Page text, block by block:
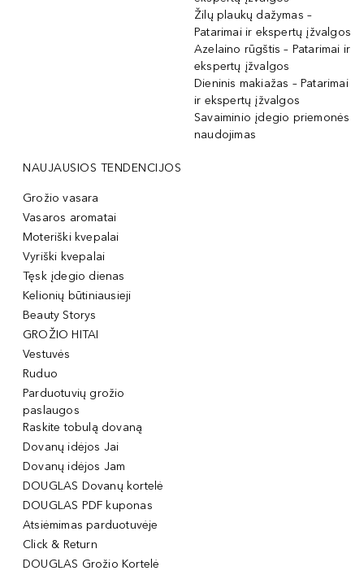
Žilų plaukų dažymas –
Patarimai ir ekspertų įžvalgos
Azelaino rūgštis – Patarimai ir
ekspertų įžvalgos
Dieninis makiažas – Patarimai
ir ekspertų įžvalgos
Savaiminio įdegio priemonės
naudojimas
NAUJAUSIOS TENDENCIJOS
Grožio vasara
Vasaros aromatai
Moteriški kvepalai
Vyriški kvepalai
Tęsk įdegio dienas
Kelionių būtiniausieji
Beauty Storys
GROŽIO HITAI
Vestuvės
Ruduo
Parduotuvių grožio
paslaugos
Raskite tobulą dovaną
Dovanų idėjos Jai
Dovanų idėjos Jam
DOUGLAS Dovanų kortelė
DOUGLAS PDF kuponas
Atsiėmimas parduotuvėje
Click & Return
DOUGLAS Grožio Kortelė